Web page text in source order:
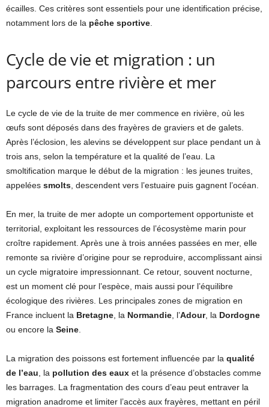
écailles. Ces critères sont essentiels pour une identification précise,
notamment lors de la pêche sportive.
Cycle de vie et migration : un
parcours entre rivière et mer
Le cycle de vie de la truite de mer commence en rivière, où les
œufs sont déposés dans des frayères de graviers et de galets.
Après l’éclosion, les alevins se développent sur place pendant un à
trois ans, selon la température et la qualité de l’eau. La
smoltification marque le début de la migration : les jeunes truites,
appelées smolts, descendent vers l’estuaire puis gagnent l’océan.
En mer, la truite de mer adopte un comportement opportuniste et
territorial, exploitant les ressources de l’écosystème marin pour
croître rapidement. Après une à trois années passées en mer, elle
remonte sa rivière d’origine pour se reproduire, accomplissant ainsi
un cycle migratoire impressionnant. Ce retour, souvent nocturne,
est un moment clé pour l’espèce, mais aussi pour l’équilibre
écologique des rivières. Les principales zones de migration en
France incluent la Bretagne, la Normandie, l’Adour, la Dordogne
ou encore la Seine.
La migration des poissons est fortement influencée par la qualité
de l’eau, la pollution des eaux et la présence d’obstacles comme
les barrages. La fragmentation des cours d’eau peut entraver la
migration anadrome et limiter l’accès aux frayères, mettant en péril